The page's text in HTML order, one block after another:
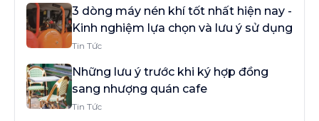
3 dòng máy nén khí tốt nhất hiện nay -
Kinh nghiệm lựa chọn và lưu ý sử dụng
Tin Tức
Những lưu ý trước khi ký hợp đồng
sang nhượng quán cafe
Tin Tức